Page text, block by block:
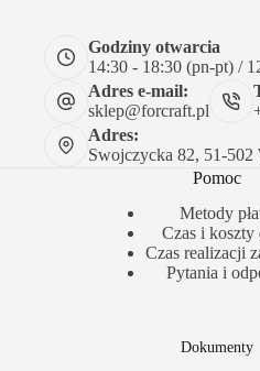
Godziny otwarcia
14:30 - 18:30 (pn-pt) /
Adres e-mail:
sklep@forcraft.pl
Adres:
Swojczycka 82, 51-502
Pomoc
Metody
Czas i koszty
Czas realizacji
Pytania i
Dokumenty